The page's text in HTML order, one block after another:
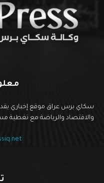
سكاي برس عراق موقع إخباري
والاقتصاد والرياضة مع تغطية